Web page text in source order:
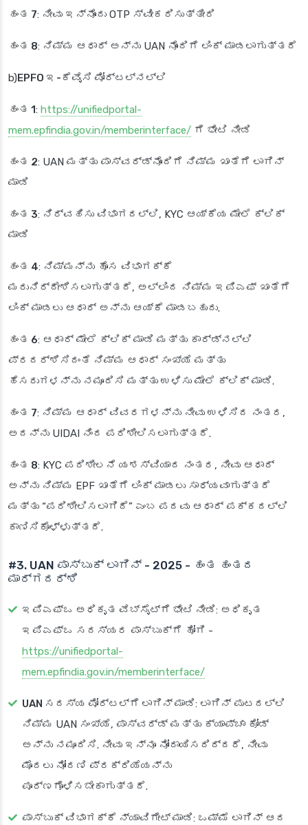
ಹಂತ 7: ನೀವು ಇನ್ನೊಂದು OTP ಸ್ವೀಕರಿಸುತ್ತೀರಿ
ಹಂತ 8: ನಿಮ್ಮ ಆಧಾರ್ ಅನ್ನು UAN ನೊಂದಿಗೆ ಲಿಂಕ್ ಮಾಡಲಾಗುತ್ತದೆ
b)EPFO ಇ-ಕೆವೈಸಿ ಪೋರ್ಟಲ್‌ನಲ್ಲಿ
ಹಂತ 1: https://unifiedportal-
mem.epfindia.gov.in/memberinterface/ ಗೆ ಭೇಟಿ ನೀಡಿ
ಹಂತ 2: UAN ಮತ್ತು ಪಾಸ್‌ವರ್ಡ್‌ನೊಂದಿಗೆ ನಿಮ್ಮ ಖಾತೆಗೆ ಲಾಗಿನ್
ಮಾಡಿ
ಹಂತ 3: ನಿರ್ವಹಿಸು ವಿಭಾಗದಲ್ಲಿ, KYC ಆಯ್ಕೆಯ ಮೇಲೆ ಕ್ಲಿಕ್
ಮಾಡಿ
ಹಂತ 4: ನಿಮ್ಮನ್ನು ಹೊಸ ವಿಭಾಗಕ್ಕೆ
ಮರುನಿರ್ದೇಶಿಸಲಾಗುತ್ತದೆ, ಅಲ್ಲಿಂದ ನಿಮ್ಮ ಇಪಿಎಫ್ ಖಾತೆಗೆ
ಲಿಂಕ್ ಮಾಡಲು ಆಧಾರ್ ಅನ್ನು ಆಯ್ಕೆ ಮಾಡಬಹುದು.
ಹಂತ 6: ಆಧಾರ್ ಮೇಲೆ ಕ್ಲಿಕ್ ಮಾಡಿ ಮತ್ತು ಕಾರ್ಡ್‌ನಲ್ಲಿ
ಪ್ರದರ್ಶಿಸಿದಂತೆ ನಿಮ್ಮ ಆಧಾರ್ ಸಂಖ್ಯೆ ಮತ್ತು
ಹೆಸರುಗಳನ್ನು ನಮೂದಿಸಿ ಮತ್ತು ಉಳಿಸು ಮೇಲೆ ಕ್ಲಿಕ್ ಮಾಡಿ.
ಹಂತ 7: ನಿಮ್ಮ ಆಧಾರ್ ವಿವರಗಳನ್ನು ನೀವು ಉಳಿಸಿದ ನಂತರ,
ಅದನ್ನು UIDAI ನಿಂದ ಪರಿಶೀಲಿಸಲಾಗುತ್ತದೆ.
ಹಂತ 8: KYC ಪರಿಶೀಲನೆ ಯಶಸ್ವಿಯಾದ ನಂತರ, ನೀವು ಆಧಾರ್
ಅನ್ನು ನಿಮ್ಮ EPF ಖಾತೆಗೆ ಲಿಂಕ್ ಮಾಡಲು ಸಾಧ್ಯವಾಗುತ್ತದೆ
ಮತ್ತು “ಪರಿಶೀಲಿಸಲಾಗಿದೆ” ಎಂಬ ಪದವು ಆಧಾರ್ ಪಕ್ಕದಲ್ಲಿ
ಕಾಣಿಸಿಕೊಳ್ಳುತ್ತದೆ.
#3. UAN ಪಾಸ್‌ಬುಕ್ ಲಾಗಿನ್ - 2025 - ಹಂತ ಹಂತದ
ಮಾರ್ಗದರ್ಶಿ
ಇಪಿಎಫ್‌ಒ ಅಧಿಕೃತ ವೆಬ್‌ಸೈಟ್‌ಗೆ ಭೇಟಿ ನೀಡಿ: ಅಧಿಕೃತ
ಇಪಿಎಫ್‌ಒ ಸದಸ್ಯರ ಪಾಸ್‌ಬುಕ್‌ಗೆ ಹೋಗಿ -
https://unifiedportal-
mem.epfindia.gov.in/memberinterface/
UAN ಸದಸ್ಯ ಪೋರ್ಟಲ್‌ಗೆ ಲಾಗಿನ್ ಮಾಡಿ: ಲಾಗಿನ್ ಪುಟದಲ್ಲಿ
ನಿಮ್ಮ UAN ಸಂಖ್ಯೆ, ಪಾಸ್‌ವರ್ಡ್ ಮತ್ತು ಕ್ಯಾಪ್ಚಾ ಕೋಡ್
ಅನ್ನು ನಮೂದಿಸಿ. ನೀವು ಇನ್ನೂ ನೋಂದಾಯಿಸದಿದ್ದರೆ, ನೀವು
ಮೊದಲು ನೋಂದಣಿ ಪ್ರಕ್ರಿಯೆಯನ್ನು
ಪೂರ್ಣಗೊಳಿಸಬೇಕಾಗುತ್ತದೆ.
ಪಾಸ್‌ಬುಕ್ ವಿಭಾಗಕ್ಕೆ ನ್ಯಾವಿಗೇಟ್ ಮಾಡಿ: ಒಮ್ಮೆ ಲಾಗಿನ್ ಆದ